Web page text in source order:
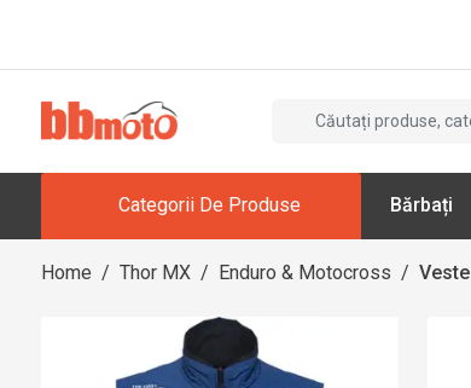
Categorii De Produse Bărbați
Home / Thor MX / Enduro & Motocross / Veste